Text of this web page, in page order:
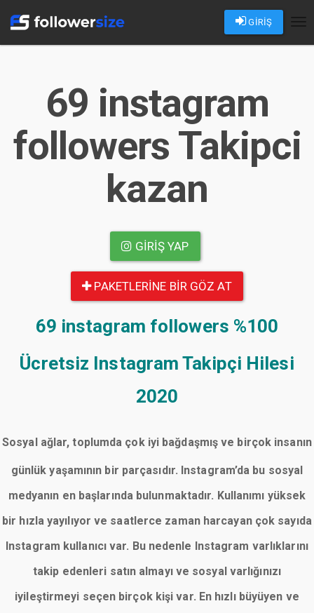
GİRİŞ
69 instagram
followers Takipci
kazan
GIRIŞ YAP
PAKETLERINE BIR GÖZ AT
69 instagram followers %100
Ücretsiz Instagram Takipçi Hilesi
2020
Sosyal ağlar, toplumda çok iyi bağdaşmış ve birçok insanın
günlük yaşamının bir parçasıdır. Instagram’da bu sosyal
medyanın en başlarında bulunmaktadır. Kullanımı yüksek
bir hızla yayılıyor ve saatlerce zaman harcayan çok sayıda
Instagram kullanıcı var. Bu nedenle Instagram varlıklarını
takip edenleri satın almayı ve sosyal varlığınızı
iyileştirmeyi seçen birçok kişi var. En hızlı büyüyen ve